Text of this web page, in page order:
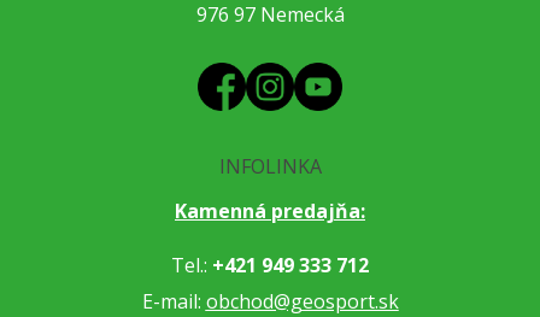
976 97 Nemecká
INFOLINKA
Kamenná predajňa:
Tel.: +421 949 333 712
E-mail: obchod@geosport.sk